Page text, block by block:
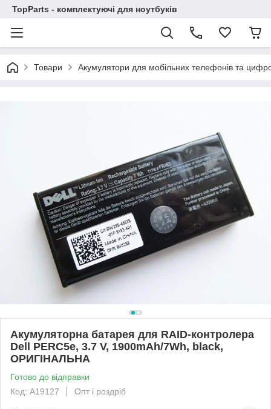
TopParts - комплектуючі для ноутбуків
Товари Акумулятори для мобільних телефонів та
Акумуляторна батарея для RAID-контролера
Dell PERC5e, 3.7 V, 1900mAh/7Wh, black,
ОРИГІНАЛЬНА
Готово до відправки
Код: A19127
Опт і роздріб